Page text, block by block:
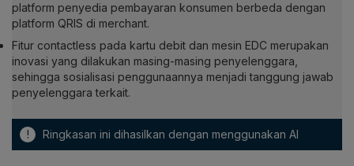
platform penyedia pembayaran konsumen berbeda dengan
platform QRIS di merchant.
Fitur contactless pada kartu debit dan mesin EDC merupakan
inovasi yang dilakukan masing-masing penyelenggara,
sehingga sosialisasi penggunaannya menjadi tanggung jawab
penyelenggara terkait.
! Ringkasan ini dihasilkan dengan menggunakan AI